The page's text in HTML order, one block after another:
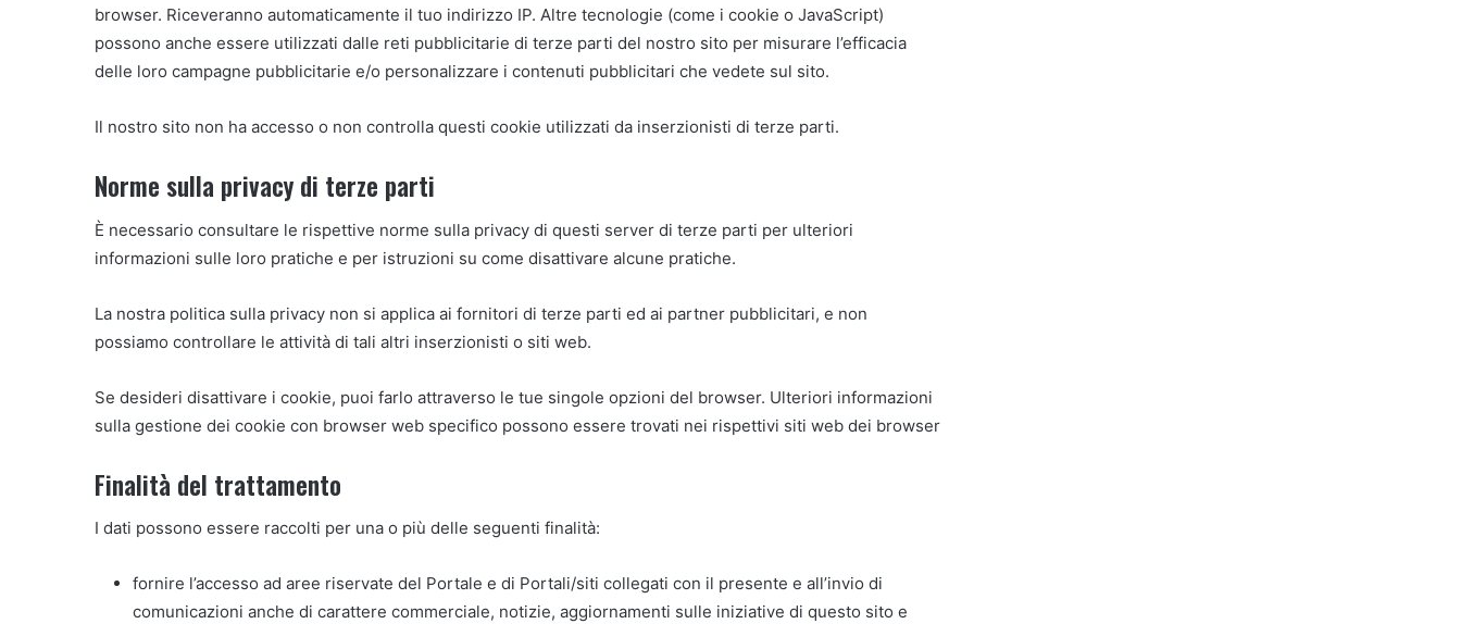
browser. Riceveranno automaticamente il tuo indirizzo IP. Altre tecnologie (come i cookie o JavaScript)
possono anche essere utilizzati dalle reti pubblicitarie di terze parti del nostro sito per misurare l’efficacia
delle loro campagne pubblicitarie e/o personalizzare i contenuti pubblicitari che vedete sul sito.
Il nostro sito non ha accesso o non controlla questi cookie utilizzati da inserzionisti di terze parti.
Norme sulla privacy di terze parti
È necessario consultare le rispettive norme sulla privacy di questi server di terze parti per ulteriori
informazioni sulle loro pratiche e per istruzioni su come disattivare alcune pratiche.
La nostra politica sulla privacy non si applica ai fornitori di terze parti ed ai partner pubblicitari, e non
possiamo controllare le attività di tali altri inserzionisti o siti web.
Se desideri disattivare i cookie, puoi farlo attraverso le tue singole opzioni del browser. Ulteriori informazioni
sulla gestione dei cookie con browser web specifico possono essere trovati nei rispettivi siti web dei browser
Finalità del trattamento
I dati possono essere raccolti per una o più delle seguenti finalità:
fornire l’accesso ad aree riservate del Portale e di Portali/siti collegati con il presente e all’invio di
comunicazioni anche di carattere commerciale, notizie, aggiornamenti sulle iniziative di questo sito e